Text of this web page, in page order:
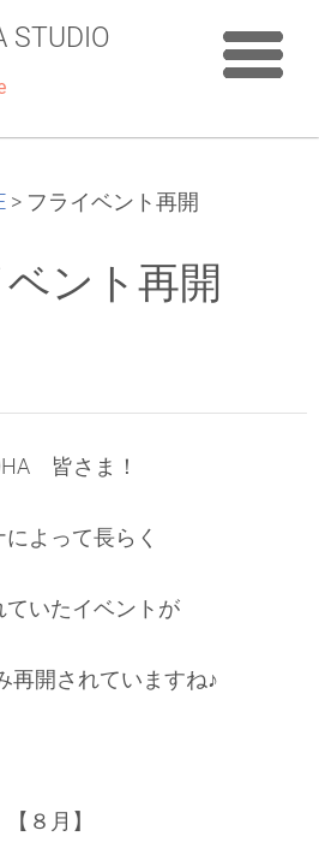
STUDIO
> フライベント再開
ント再開
皆さま！
によって長らく
ていたイベントが
再開されていますね♪
【８月】